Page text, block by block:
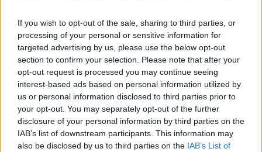
If you wish to opt-out of the sale, sharing to third parties, or
processing of your personal or sensitive information for
targeted advertising by us, please use the below opt-out
section to confirm your selection. Please note that after your
opt-out request is processed you may continue seeing
interest-based ads based on personal information utilized by
us or personal information disclosed to third parties prior to
your opt-out. You may separately opt-out of the further
disclosure of your personal information by third parties on the
IAB’s list of downstream participants. This information may
also be disclosed by us to third parties on the IAB’s List of
Τεχνολογία|26.02.2026 14:57
gov.gr: Έπεσε η πλατφόρμα -
Προβλήματα σε υπηρεσίες όπως η
ηλεκτρονική υπογραφή
Προβλήματα στο gov.gr, καθώς δεν μπορούν
να ολοκληρωθούν διαδικασίες